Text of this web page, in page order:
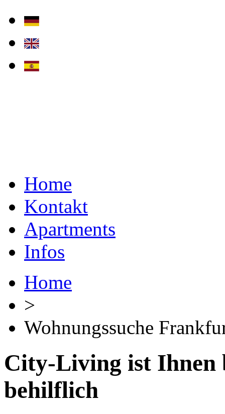
Home
Kontakt
Apartments
Infos
Home
>
Wohnungssuche
City-Living ist Ihnen
behilflich